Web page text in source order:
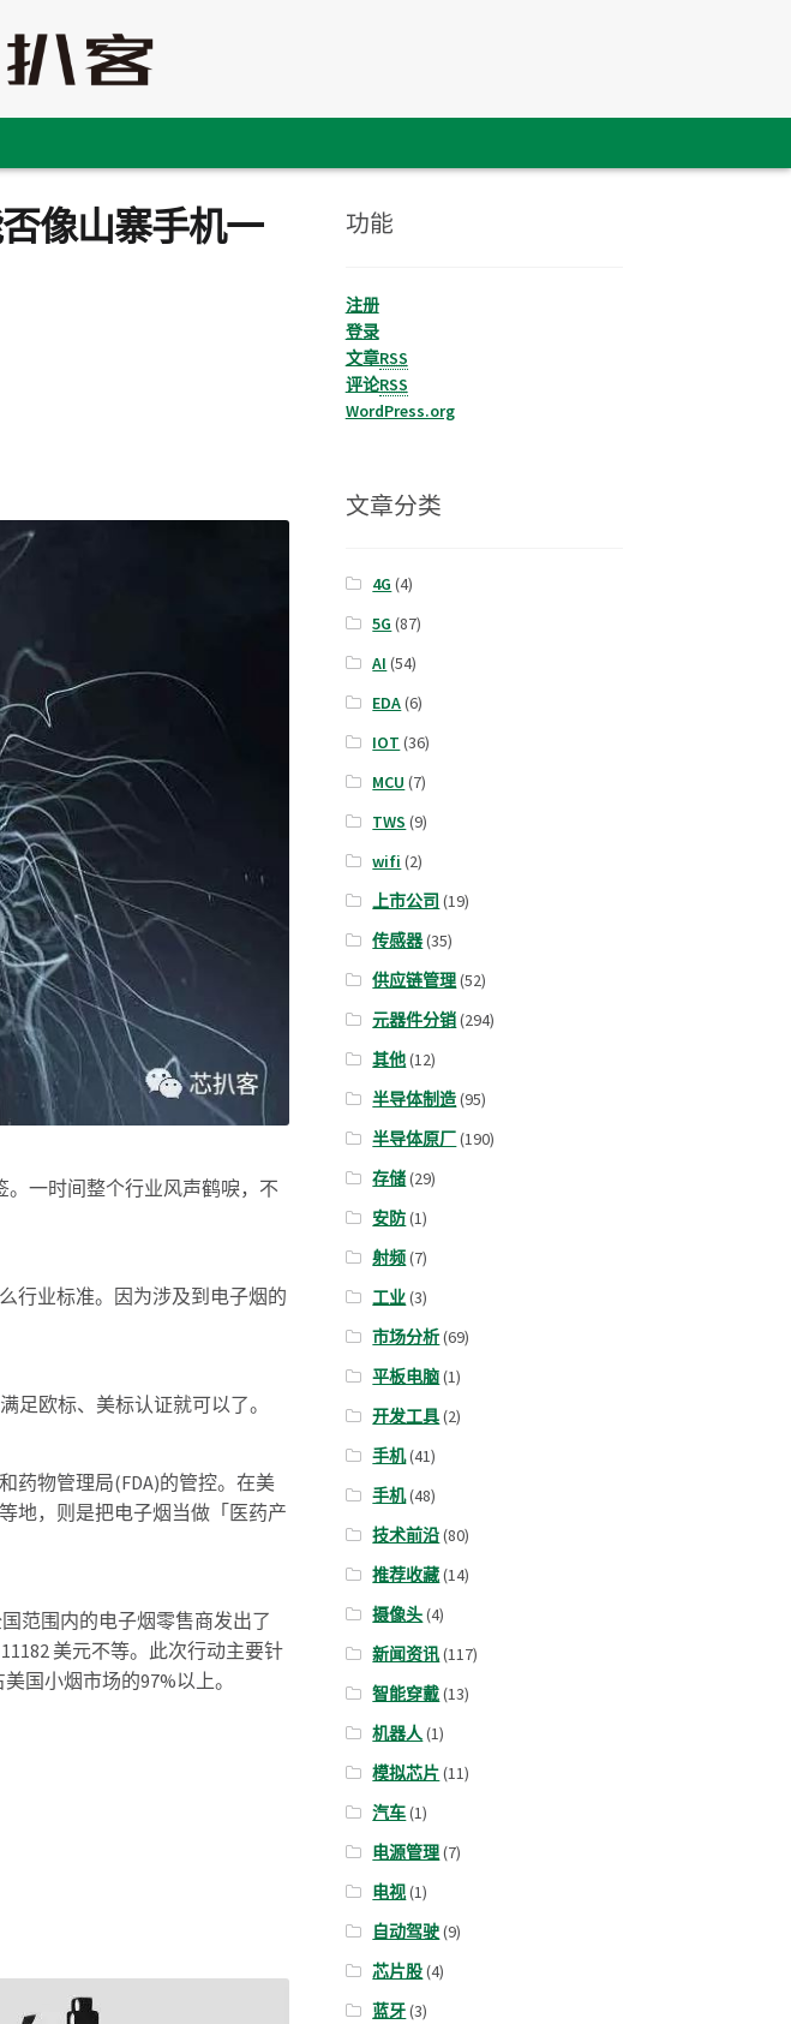
像山寨手机一
。一时间整个行业风声鹤唳，不
行业标准。因为涉及到电子烟的
足欧标、美标认证就可以了。
药物管理局(FDA)的管控。在美
地，则是把电子烟当做「医药产
范围内的电子烟零售商发出了
美元不等。此次行动主要针
国小烟市场的97%以上。
功能
注册
登录
文章RSS
评论RSS
WordPress.org
文章分类
4G (4)
5G (87)
AI (54)
EDA(6)
IOT (36)
MCU (7)
TWS (9)
wifi (2)
上市公司 (19)
传感器(35)
供应链管理(52)
元器件分销(294)
其他(12)
半导体制造(95)
半导体原厂(190)
存储(29)
安防(1)
射频(7)
工业(3)
市场分析(69)
平板电脑(1)
开发工具(2)
手机(41)
手机(48)
技术前沿(80)
推荐收藏(14)
摄像头(4)
新闻资讯(117)
智能穿戴(13)
机器人(1)
模拟芯片(11)
汽车(1)
电源管理(7)
电视(1)
自动驾驶(9)
芯片股(4)
蓝牙(3)